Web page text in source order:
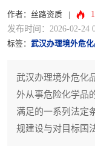
作者：丝路资质
发布时间：2026-02-24
标签： 武汉办理境外危
武汉办理境外危化
外从事危险化学品
满足的一系列法定
规建设与对目标国